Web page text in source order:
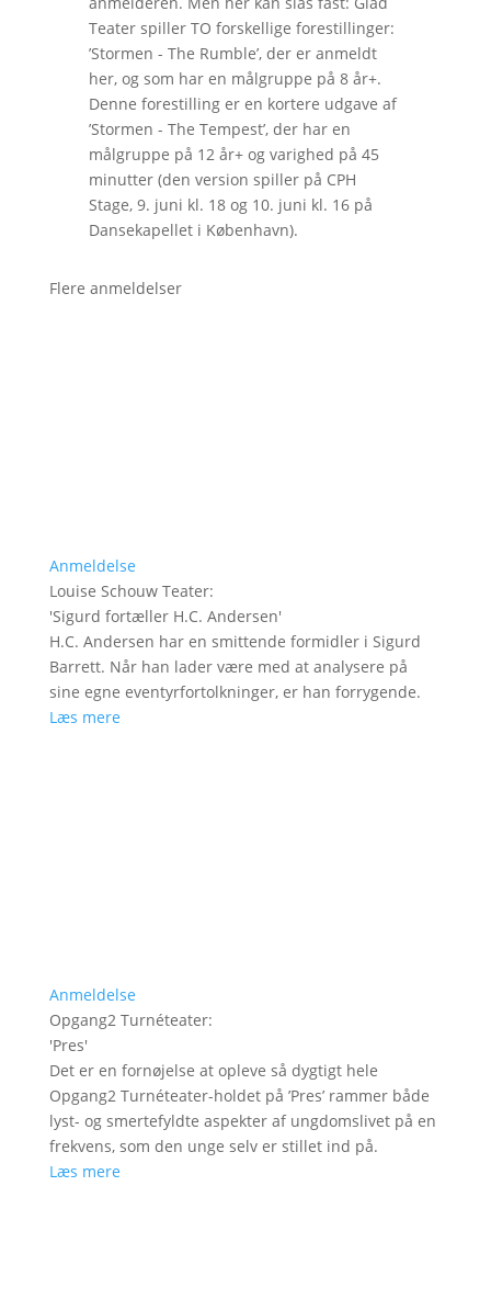
Teater spiller TO forskellige forestillinger:
’Stormen - The Rumble’, der er anmeldt
her, og som har en målgruppe på 8 år+.
Denne forestilling er en kortere udgave af
’Stormen - The Tempest’, der har en
målgruppe på 12 år+ og varighed på 45
minutter (den version spiller på CPH
Stage, 9. juni kl. 18 og 10. juni kl. 16 på
Dansekapellet i København).
Flere anmeldelser
Anmeldelse
Louise Schouw Teater:
'Sigurd fortæller H.C. Andersen'
H.C. Andersen har en smittende formidler i Sigurd
Barrett. Når han lader være med at analysere på
sine egne eventyrfortolkninger, er han forrygende.
Læs mere
Anmeldelse
Opgang2 Turnéteater:
'Pres'
Det er en fornøjelse at opleve så dygtigt hele
Opgang2 Turnéteater-holdet på ’Pres’ rammer både
lyst- og smertefyldte aspekter af ungdomslivet på en
frekvens, som den unge selv er stillet ind på.
Læs mere